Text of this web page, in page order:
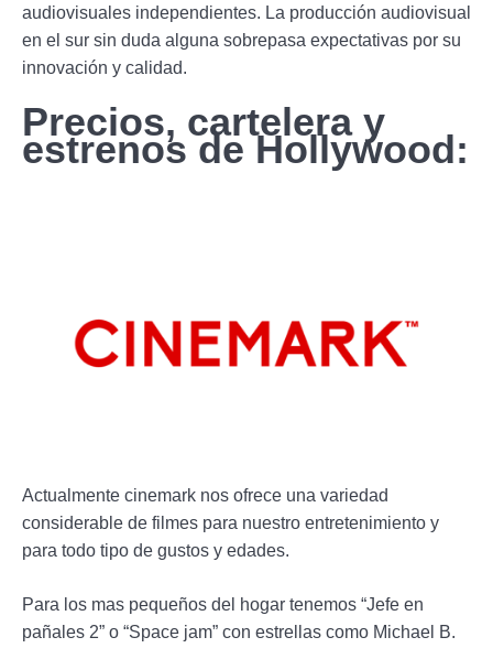
audiovisuales independientes. La producción audiovisual
en el sur sin duda alguna sobrepasa expectativas por su
innovación y calidad.
Precios, cartelera y
estrenos de Hollywood:
Actualmente cinemark nos ofrece una variedad
considerable de filmes para nuestro entretenimiento y
para todo tipo de gustos y edades.
Para los mas pequeños del hogar tenemos “Jefe en
pañales 2” o “Space jam” con estrellas como Michael B.